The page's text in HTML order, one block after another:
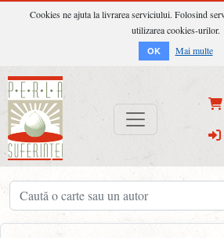
Cookies ne ajuta la livrarea serviciului. Folosind
utilizarea cookies-urilor.
OK Mai multe